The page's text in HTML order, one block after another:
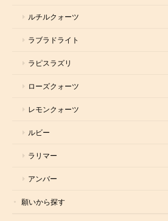
ルチルクォーツ
ラブラドライト
ラピスラズリ
ローズクォーツ
レモンクォーツ
ルビー
ラリマー
アンバー
願いから探す